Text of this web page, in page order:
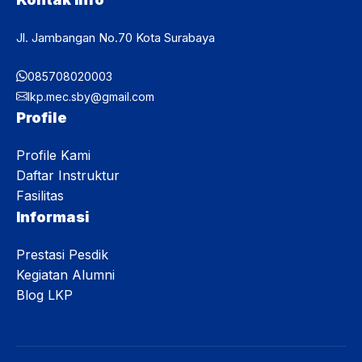
Jl. Jambangan No.70 Kota Surabaya
085708020003
lkp.mec.sby@gmail.com
Profile
Profile Kami
Daftar Instruktur
Fasilitas
Informasi
Prestasi Pesdik
Kegiatan Alumni
Blog LKP